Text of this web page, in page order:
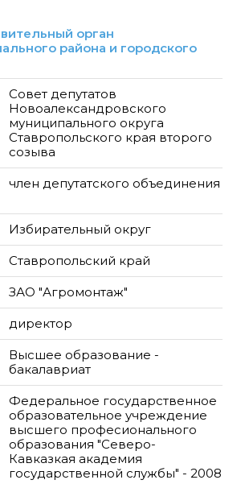
орган
района и городского
Совет депутатов
Новоалександровского
муниципального округа
Ставропольского края второго
созыва
член депутатского объединения
Избирательный округ
Ставропольский край
ЗАО "Агромонтаж"
директор
Высшее образование -
бакалавриат
Федеральное государственное
образовательное учреждение
высшего професионального
образования "Северо-
Кавказкая академия
государственной службы" - 2008